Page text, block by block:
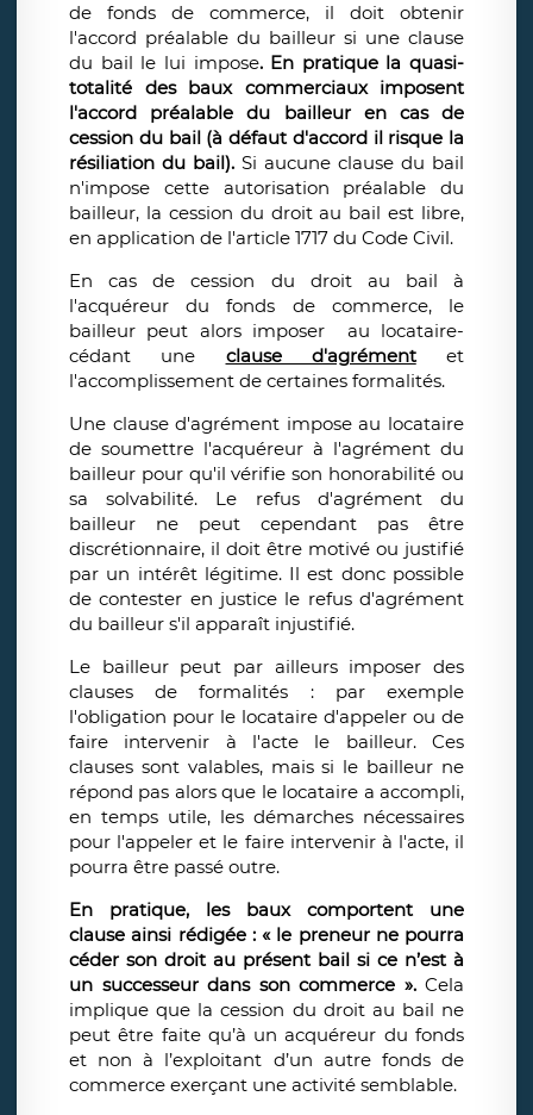
de fonds de commerce, il doit obtenir
l'accord préalable du bailleur si une clause
du bail le lui impose. En pratique la quasi-
totalité des baux commerciaux imposent
l'accord préalable du bailleur en cas de
cession du bail (à défaut d'accord il risque la
résiliation du bail). Si aucune clause du bail
n'impose cette autorisation préalable du
bailleur, la cession du droit au bail est libre,
en application de l'article 1717 du Code Civil.
En cas de cession du droit au bail à
l'acquéreur du fonds de commerce, le
bailleur peut alors imposer au locataire-
cédant une clause d'agrémentet
l'accomplissement de certaines formalités.
Une clause d'agrément impose au locataire
de soumettre l'acquéreur à l'agrément du
bailleur pour qu'il vérifie son honorabilité ou
sa solvabilité. Le refus d'agrément du
bailleur ne peut cependant pas être
discrétionnaire, il doit être motivé ou justifié
par un intérêt légitime. Il est donc possible
de contester en justice le refus d'agrément
du bailleur s'il apparaît injustifié.
Le bailleur peut par ailleurs imposer des
clauses de formalités : par exemple
l'obligation pour le locataire d'appeler ou de
faire intervenir à l'acte le bailleur. Ces
clauses sont valables, mais si le bailleur ne
répond pas alors que le locataire a accompli,
en temps utile, les démarches nécessaires
pour l'appeler et le faire intervenir à l'acte, il
pourra être passé outre.
En pratique, les baux comportent une
clause ainsi rédigée : « le preneur ne pourra
céder son droit au présent bail si ce n’est à
un successeur dans son commerce ».Cela
implique que la cession du droit au bail ne
peut être faite qu’à un acquéreur du fonds
et non à l’exploitant d’un autre fonds de
commerce exerçant une activité semblable.